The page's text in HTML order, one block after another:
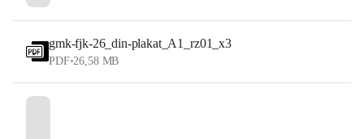
gmk-fjk-26_din-plakat_A1_rz01_x3
PDF•26,58 MB